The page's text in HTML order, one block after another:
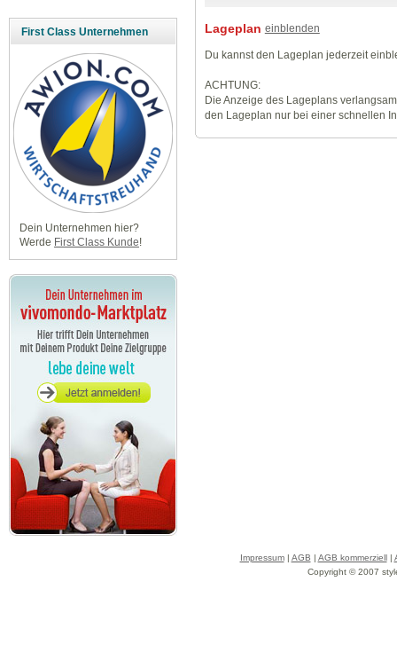
First Class Unternehmen
Dein Unternehmen hier?
Werde First Class Kunde!
Lageplan einblenden
Du kannst den Lageplan jederzeit
ACHTUNG:
Die Anzeige des Lageplans
den Lageplan nur bei einer schnellen
Impressum| AGB | AGB kommerziell|
Copyright © 2007